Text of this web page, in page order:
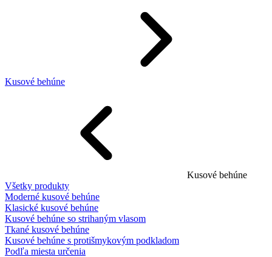
Kusové behúne
Kusové behúne
Všetky produkty
Moderné kusové behúne
Klasické kusové behúne
Kusové behúne so strihaným vlasom
Tkané kusové behúne
Kusové behúne s protišmykovým podkladom
Podľa miesta určenia